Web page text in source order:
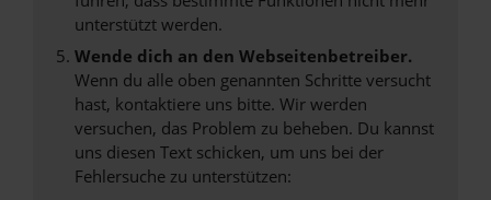
unterstützt werden.
Wende dich an den Webseitenbetreiber.
Wenn du alle oben genannten Schritte versucht
hast, kontaktiere uns bitte. Wir werden
versuchen, das Problem zu beheben. Du kannst
uns diesen Text schicken, um uns bei der
Fehlersuche zu unterstützen: